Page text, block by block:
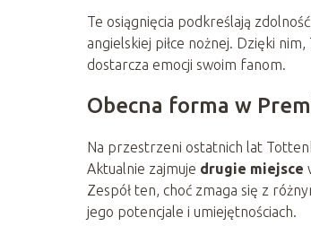
Te osiągnięcia podkreślają
angielskiej piłce nożnej. Dzięki
dostarcza emocji swoim fanom.
Obecna forma w
Na przestrzeni ostatnich lat
Aktualnie zajmuje drugie miejsce
Zespół ten, choć zmaga się z
jego potencjale i umiejętnościach.